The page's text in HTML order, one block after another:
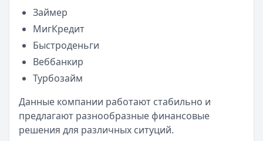
Читать новость
57 сервисов микрозаймов через Госуслуги: где
Кратко:Авторизация через Госуслуги ускоряет
Опубликовано:23 ноября 2025 г.
Категория:МФО
Читать новость
Кратко:Пришло СМС об одобрении займа от Bigmani
Опубликовано: 23 ноября 2025 г.
Категория:МФО
Займер
МигКредит
Быстроденьги
Веббанкир
Турбозайм
Данные компании работают стабильно и
предлагают разнообразные финансовые
решения для различных ситуций.